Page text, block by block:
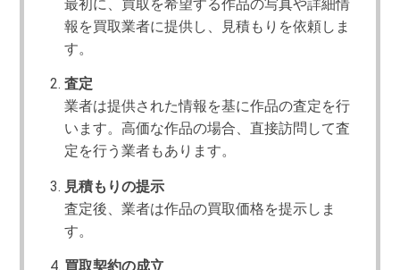
最初に、買取を希望する作品の写真や詳細情
報を買取業者に提供し、見積もりを依頼しま
す。
査定
業者は提供された情報を基に作品の査定を行
います。高価な作品の場合、直接訪問して査
定を行う業者もあります。
見積もりの提示
査定後、業者は作品の買取価格を提示しま
す。
買取契約の成立